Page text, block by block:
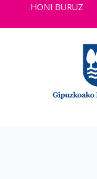
HONI BURUZ